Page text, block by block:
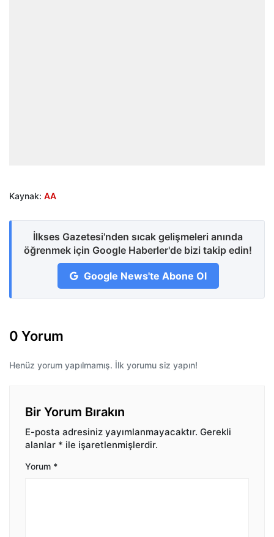
Kaynak: AA
İlkses Gazetesi'nden sıcak gelişmeleri anında
öğrenmek için Google Haberler'de bizi takip edin!
Google News'te Abone Ol
0 Yorum
Henüz yorum yapılmamış. İlk yorumu siz yapın!
Bir Yorum Bırakın
E-posta adresiniz yayımlanmayacaktır. Gerekli
alanlar * ile işaretlenmişlerdir.
Yorum *